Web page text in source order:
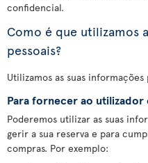
confidencial.
Como é que utilizamos
pessoais?
Utilizamos as suas
Para fornecer ao utilizador
Poderemos utilizar as suas
gerir a sua reserva e para
compras. Por exemplo: